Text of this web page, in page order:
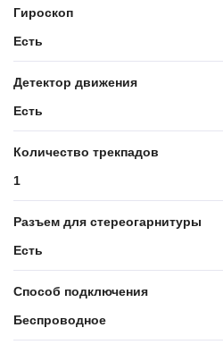
Гироскоп
Есть
Детектор движения
Есть
Количество трекпадов
1
Разъем для стереогарнитуры
Есть
Способ подключения
Беспроводное